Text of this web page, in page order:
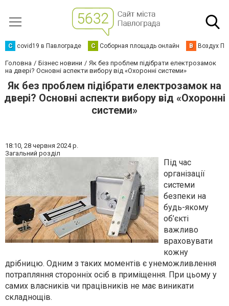
C covid19 в Павлограде С Соборная площадь онлайн В Воздух
Головна Бізнес новини
Як без проблем підібрати електрозамок
на двері? Основні аспекти вибору від «Охоронні системи»
Як без проблем підібрати електрозамок на
двері? Основні аспекти вибору від «Охоронні
системи»
18:10, 28 червня 2024 р.
Загальний розділ
Під час
організації
системи
безпеки на
будь-якому
об’єкті
важливо
враховувати
кожну
дрібницю. Одним з таких моментів є унеможливлення
потрапляння сторонніх осіб в приміщення. При цьому у
самих власників чи працівників не має виникати
складнощів.